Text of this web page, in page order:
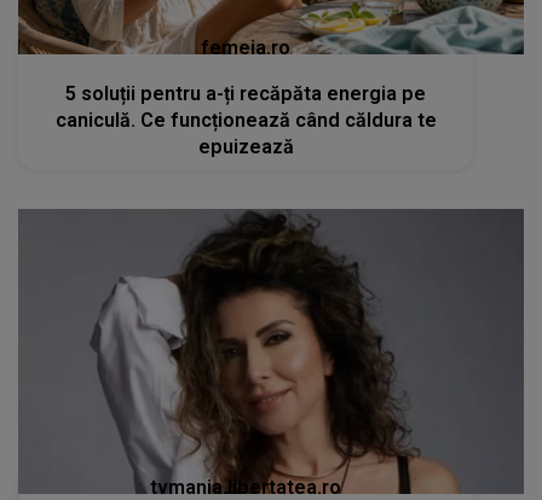
femeia.ro
5 soluții pentru a-ți recăpăta energia pe
caniculă. Ce funcționează când căldura te
epuizează
tvmania.libertatea.ro